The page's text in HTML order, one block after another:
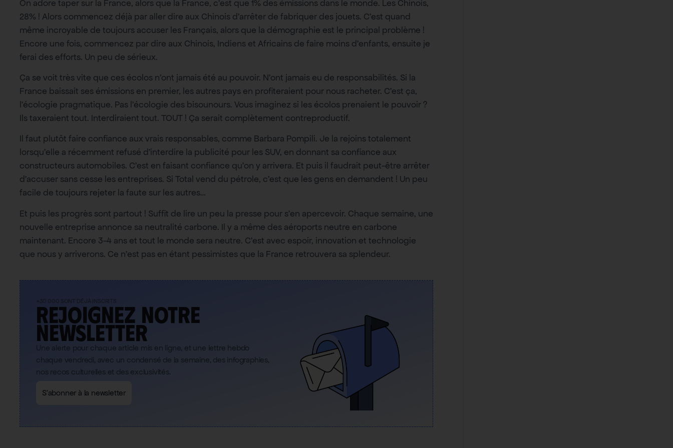
On adore taper sur la France, alors que la France, c’est que 1% des émissions dans le monde. Les Chinois,
28% ! Alors commencez déjà par aller dire aux Chinois d’arrêter de fabriquer des jouets. C’est quand
même incroyable de toujours accuser les Français, alors que la démographie est le principal problème !
Encore une fois, commencez par dire aux Chinois, Indiens et Africains de faire moins d’enfants, ensuite je
ferai des efforts. Un peu de sérieux.
Ça se voit très vite que ces écolos n’ont jamais été au pouvoir. N’ont jamais eu de responsabilités. Si la
France baissait ses émissions en premier, les autres pays en profiteraient pour nous racheter. C’est ça,
l’écologie pragmatique. Pas l’écologie des bisounours. Vous imaginez si les écolos prenaient le pouvoir ?
Ils taxeraient tout. Interdiraient tout. TOUT ! Ça serait complètement contreproductif.
Il faut plutôt faire confiance aux vrais responsables, comme Barbara Pompili. Je la rejoins totalement
lorsqu’elle a récemment refusé d’interdire la publicité pour les SUV, en donnant sa confiance aux
constructeurs automobiles. C’est en faisant confiance qu’on y arrivera. Et puis il faudrait peut-être arrêter
d’accuser sans cesse les entreprises. Si Total vend du pétrole, c’est que les gens en demandent ! Un peu
facile de toujours rejeter la faute sur les autres…
Et puis les progrès sont partout ! Suffit de lire un peu la presse pour s’en apercevoir. Chaque semaine, une
nouvelle entreprise annonce sa neutralité carbone. Il y a même des aéroports neutre en carbone
maintenant. Encore 3-4 ans et tout le monde sera neutre. C’est avec espoir, innovation et technologie
que nous y arriverons. Ce n’est pas en étant pessimistes que la France retrouvera sa splendeur.
+30 000 SONT DÉJÀ INSCRITS
Rejoignez notre
newsletter
Une alerte pour chaque article mis en ligne, et une lettre hebdo
chaque vendredi, avec un condensé de la semaine, des infographies,
nos recos culturelles et des exclusivités.
S'abonner à la newsletter